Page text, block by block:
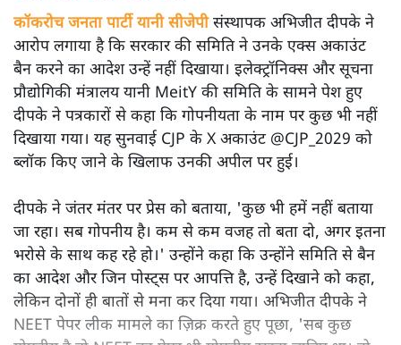
कॉकरोच जनता पार्टी यानी सीजेपीसंस्थापक अभिजीत दीपके ने
आरोप लगाया है कि सरकार की समिति ने उनके एक्स अकाउंट
बैन करने का आदेश उन्हें नहीं दिखाया। इलेक्ट्रॉनिक्स और सूचना
प्रौद्योगिकी मंत्रालय यानी MeitY की समिति के सामने पेश हुए
दीपके ने पत्रकारों से कहा कि गोपनीयता के नाम पर कुछ भी नहीं
दिखाया गया। यह सुनवाई CJP के X अकाउंट @CJP_2029 को
ब्लॉक किए जाने के खिलाफ उनकी अपील पर हुई।
दीपके ने जंतर मंतर पर प्रेस को बताया, 'कुछ भी हमें नहीं बताया
जा रहा। सब गोपनीय है। कम से कम वजह तो बता दो, अगर इतना
भरोसे के साथ कह रहे हो।' उन्होंने कहा कि उन्होंने समिति से बैन
का आदेश और जिन पोस्ट्स पर आपत्ति है, उन्हें दिखाने को कहा,
लेकिन दोनों ही बातों से मना कर दिया गया। अभिजीत दीपके ने
NEET पेपर लीक मामले का ज़िक्र करते हुए पूछा, 'सब कुछ